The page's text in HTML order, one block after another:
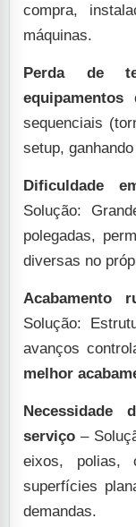
compra,
máquinas.
Perda de
equipamentos
sequenciais
setup, ganhando
Dificuldade
Solução:
polegadas,
diversas no
Acabamento
Solução:
avanços
melhor
Necessidade
serviço –
eixos, polias,
superfícies
demandas.